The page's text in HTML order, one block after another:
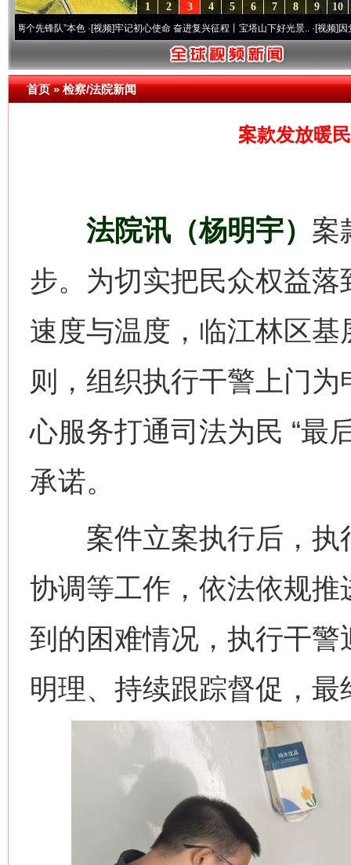
10
9
8
7
6
5
4
3
2
1
队”本色·[视频]牢记初心使命 奋进复兴征程丨宝塔山下好光景..·[视频]因党而生 为
首页»检察/法院新闻
案款发放暖
法院讯（杨明宇） 案
步。为切实把民众权益
速度与温度，临江林区
则，组织执行干警上门
心服务打通司法为民 “最
承诺。
案件立案执行后，执
协调等工作，依法依规
到的困难情况，执行干
明理、持续跟踪督促，